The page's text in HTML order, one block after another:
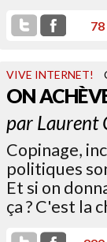
78
VIVE INTERNET!
ON
par Laurent
Copinage,
politiques
Et si on
ça ? C'est la